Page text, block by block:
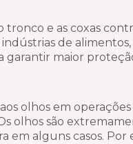
e as coxas
de
garantir maior
olhos em
olhos são
em alguns casos. Por